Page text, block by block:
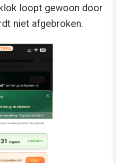
loopt gewoon door
niet afgebroken.